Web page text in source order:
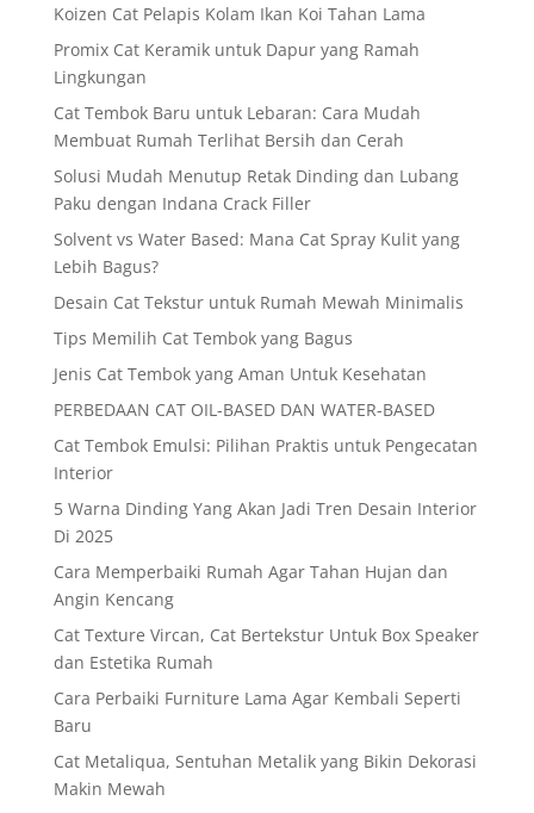
Koizen Cat Pelapis Kolam Ikan Koi Tahan Lama
Promix Cat Keramik untuk Dapur yang Ramah
Lingkungan
Cat Tembok Baru untuk Lebaran: Cara Mudah
Membuat Rumah Terlihat Bersih dan Cerah
Solusi Mudah Menutup Retak Dinding dan Lubang
Paku dengan Indana Crack Filler
Solvent vs Water Based: Mana Cat Spray Kulit yang
Lebih Bagus?
Desain Cat Tekstur untuk Rumah Mewah Minimalis
Tips Memilih Cat Tembok yang Bagus
Jenis Cat Tembok yang Aman Untuk Kesehatan
PERBEDAAN CAT OIL-BASED DAN WATER-BASED
Cat Tembok Emulsi: Pilihan Praktis untuk Pengecatan
Interior
5 Warna Dinding Yang Akan Jadi Tren Desain Interior
Di 2025
Cara Memperbaiki Rumah Agar Tahan Hujan dan
Angin Kencang
Cat Texture Vircan, Cat Bertekstur Untuk Box Speaker
dan Estetika Rumah
Cara Perbaiki Furniture Lama Agar Kembali Seperti
Baru
Cat Metaliqua, Sentuhan Metalik yang Bikin Dekorasi
Makin Mewah